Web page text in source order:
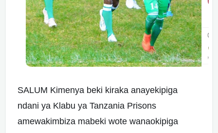
SALUM Kimenya beki kiraka anayekipiga
ndani ya Klabu ya Tanzania Prisons
amewakimbiza mabeki wote wanaokipiga